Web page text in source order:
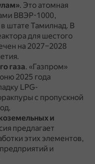
. Это атомная
ВВЭР-1000,
штате Тамилнад. В
для шестого
на 2027–2028
газа. «Газпром»
2025 года
LPG-
с пропускной
и
предлагает
этих элементов,
и